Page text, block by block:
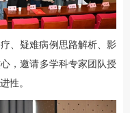
、疑难病例思路解析、影
，邀请多学科专家团队授
性。